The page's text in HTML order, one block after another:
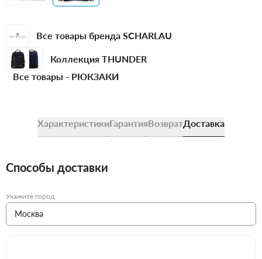
Все товары бренда SCHARLAU
Коллекция THUNDER
Все товары - РЮКЗАКИ
ХарактеристикиГарантияВозвратДоставка
Способы доставки
Укажите город